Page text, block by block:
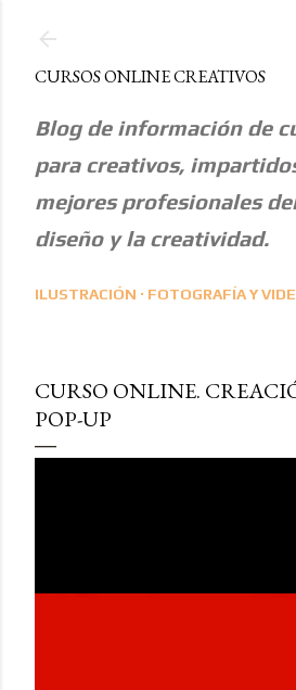
CURSOS ONLINE CREATIVOS
Blog de información de
para creativos,
mejores profesionales
diseño y la creatividad.
ILUSTRACIÓN FOTOGRAFÍA Y
CURSO ONLINE.
POP-UP